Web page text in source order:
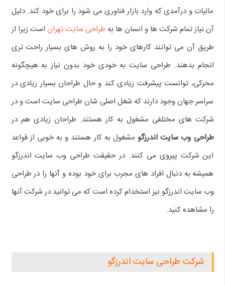
مالیات و درآمدی که وارد بازار فناوری می شود را برای خود کند. دلیل
آن نیاز تمام شرکت ها و انسان ها به طراحی سایت تهران است زیرا از
طریق آن می توانند کارهای خود را به روش های بسیار راحت تری
انجام بدهند. طراحی سایت به خودی خود بدون نیاز به هیچگونه
محرکی، توانست پیشرفت زیادی کند و حال طراحان بسیار زیادی در
سراسر جهان وجود دارند که شغل اصلی شان طراحی سایت است و در
شرکت های مختلفی مشغول به کار هستند. طراحان زیادی هم در
طراحی وب سایت اندرزگو مشغول به کار هستند و به خوبی از قواعد
این شرکت پیروی می کنند. در حقیقت طراحی وب سایت اندرزگو
همیشه به دنبال افراد های مجرب برای خود بوده و آنها را در طراحی
وب سایت اندرزگو نیز استخدام کرده است که می توانید در شرکت آنها
را مشاهده کنید.
شرکت طراحی سایت اندرزگو